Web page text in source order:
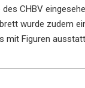
CHBV
wurde zudem
mit Figuren